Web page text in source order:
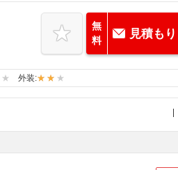
無
料
見積も
外装: